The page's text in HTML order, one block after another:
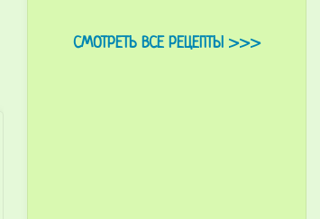
СМОТРЕТЬ ВСЕ РЕЦЕПТЫ >>>